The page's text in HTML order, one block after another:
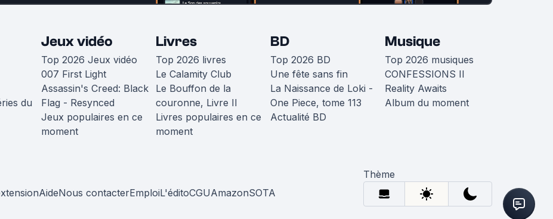
du
Jeux vidéo
Top 2026 Jeux vidéo
007 First Light
Assassin's Creed: Black
Flag - Resynced
Jeux populaires en ce
moment
Livres
Top 2026 livres
Le Calamity Club
Le Bouffon de la
couronne, Livre II
Livres populaires en ce
moment
BD
Top 2026 BD
Une fête sans fin
La Naissance de Loki -
One Piece, tome 113
Actualité BD
Musique
Top 2026 musiques
CONFESSIONS II
Reality Awaits
Album du moment
AideNous contacterEmploiL'éditoCGUAmazonSOTA
Thème